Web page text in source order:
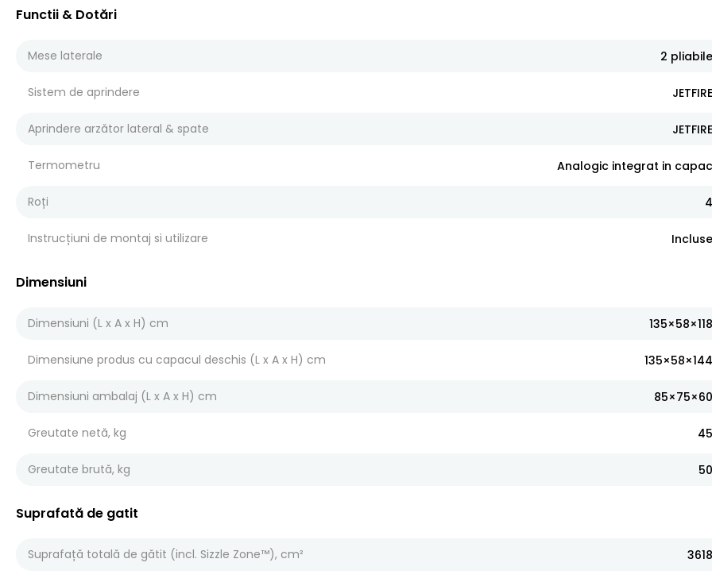
Functii & Dotări
Mese laterale 2 pliabile
Sistem de aprindere JETFIRE
Aprindere arzător lateral & spate JETFIRE
Termometru Analogic integrat in capac
Roți 4
Instrucțiuni de montaj si utilizare Incluse
Dimensiuni
Dimensiuni (L x A x H) cm 135×58×118
Dimensiune produs cu capacul deschis (L x A x H) cm 135×58×144
Dimensiuni ambalaj (L x A x H) cm 85×75×60
Greutate netă, kg 45
Greutate brută, kg 50
Suprafată de gatit
Suprafață totală de gătit (incl. Sizzle Zone™), cm² 3618